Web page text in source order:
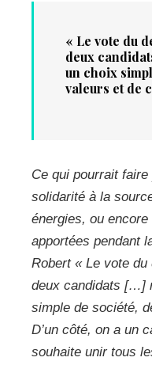
« Le vote du
deux
un choix
valeurs et de
Ce qui pourrait
solidarité à la
énergies, ou
apportées pendant
Robert « Le vote du
deux candidats […]
simple de société,
D’un côté, on a un
souhaite unir tous